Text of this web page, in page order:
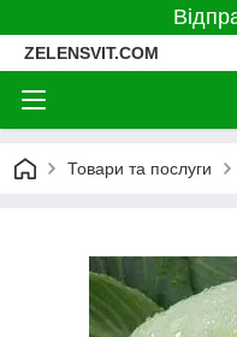
ZELENSVIT.COM
Товари та послуги